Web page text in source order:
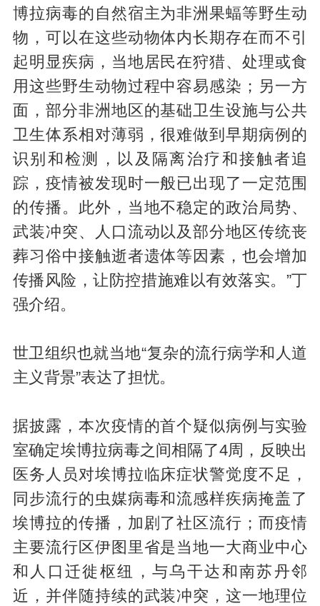
博拉病毒的自然宿主为非洲果蝠等野生动
物，可以在这些动物体内长期存在而不引
起明显疾病，当地居民在狩猎、处理或食
用这些野生动物过程中容易感染；另一方
面，部分非洲地区的基础卫生设施与公共
卫生体系相对薄弱，很难做到早期病例的
识别和检测，以及隔离治疗和接触者追
踪，疫情被发现时一般已出现了一定范围
的传播。此外，当地不稳定的政治局势、
武装冲突、人口流动以及部分地区传统丧
葬习俗中接触逝者遗体等因素，也会增加
传播风险，让防控措施难以有效落实。”丁
强介绍。
世卫组织也就当地“复杂的流行病学和人道
主义背景”表达了担忧。
据披露，本次疫情的首个疑似病例与实验
室确定埃博拉病毒之间相隔了4周，反映出
医务人员对埃博拉临床症状警觉度不足，
同步流行的虫媒病毒和流感样疾病掩盖了
埃博拉的传播，加剧了社区流行；而疫情
主要流行区伊图里省是当地一大商业中心
和人口迁徙枢纽，与乌干达和南苏丹邻
近，并伴随持续的武装冲突，这一地理位